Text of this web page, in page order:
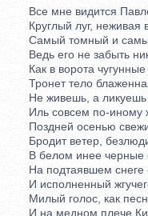
Все мне видится
Круглый луг, неживая
Самый томный и
Ведь его не забыть
Как в ворота чугунные
Тронет тело
Не живешь, а ликуешь
Иль совсем по-иному
Поздней осенью
Бродит ветер,
В белом инее черные
На подтаявшем снеге
И исполненный
Милый голос, как
И на медном плече